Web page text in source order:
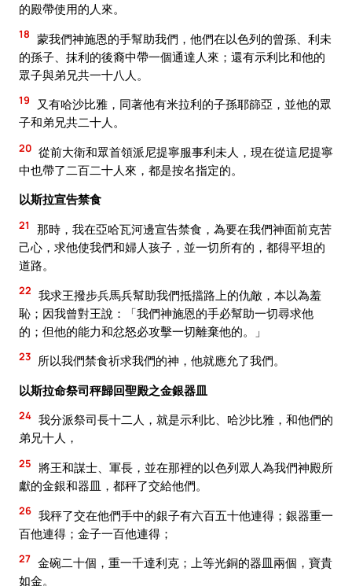
的殿帶使用的人來。
18 蒙我們神施恩的手幫助我們，他們在以色列的曾孫、利未
的孫子、抹利的後裔中帶一個通達人來；還有示利比和他的
眾子與弟兄共一十八人。
19
又有哈沙比雅，同著他有米拉利的子孫耶篩亞，並他的眾
子和弟兄共二十人。
20 從前大衛和眾首領派尼提寧服事利未人，現在從這尼提寧
中也帶了二百二十人來，都是按名指定的。
以斯拉宣告禁食
21
那時，我在亞哈瓦河邊宣告禁食，為要在我們神面前克苦
己心，求他使我們和婦人孩子，並一切所有的，都得平坦的
道路。
22 我求王撥步兵馬兵幫助我們抵擋路上的仇敵，本以為羞
恥；因我曾對王說：「我們神施恩的手必幫助一切尋求他
的；但他的能力和忿怒必攻擊一切離棄他的。」
23 所以我們禁食祈求我們的神，他就應允了我們。
以斯拉命祭司秤歸回聖殿之金銀器皿
24 我分派祭司長十二人，就是示利比、哈沙比雅，和他們的
弟兄十人，
25 將王和謀士、軍長，並在那裡的以色列眾人為我們神殿所
獻的金銀和器皿，都秤了交給他們。
26 我秤了交在他們手中的銀子有六百五十他連得；銀器重一
百他連得；金子一百他連得；
27 金碗二十個，重一千達利克；上等光銅的器皿兩個，寶貴
如金。